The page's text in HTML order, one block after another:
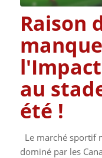
Raison
au
été !
Le marché sportif
dominé par les